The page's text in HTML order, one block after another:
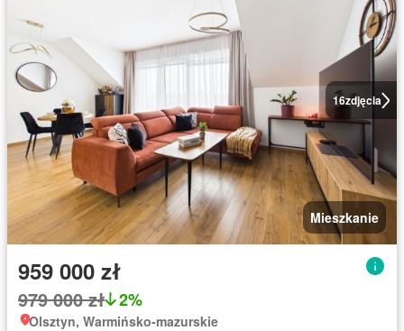
16zdjęcia
Mieszkanie
959 000 zł
979 000 zł 2%
Olsztyn, Warmińsko-mazurskie